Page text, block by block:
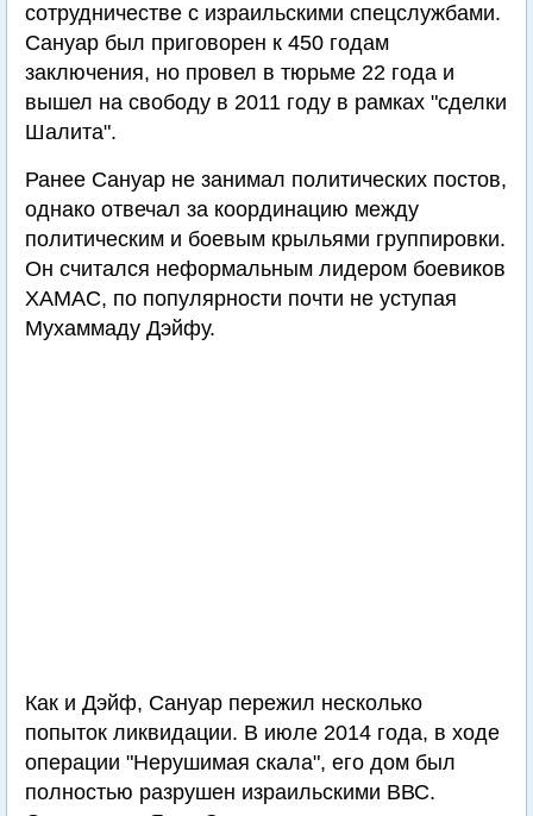
сотрудничестве с израильскими спецслужбами.
Сануар был приговорен к 450 годам
заключения, но провел в тюрьме 22 года и
вышел на свободу в 2011 году в рамках "сделки
Шалита".
Ранее Сануар не занимал политических постов,
однако отвечал за координацию между
политическим и боевым крыльями группировки.
Он считался неформальным лидером боевиков
ХАМАС, по популярности почти не уступая
Мухаммаду Дэйфу.
Как и Дэйф, Сануар пережил несколько
попыток ликвидации. В июле 2014 года, в ходе
операции "Нерушимая скала", его дом был
полностью разрушен израильскими ВВС.